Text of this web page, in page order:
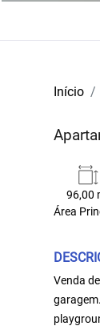
Início
96,00
Área
Venda